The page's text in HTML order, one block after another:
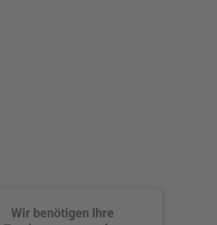
Wir benötigen Ihre